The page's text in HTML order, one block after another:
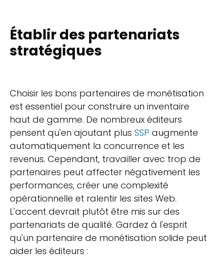
Établir des partenariats
stratégiques
Choisir les bons partenaires de monétisation
est essentiel pour construire un inventaire
haut de gamme. De nombreux éditeurs
pensent qu'en ajoutant plus SSP augmente
automatiquement la concurrence et les
revenus. Cependant, travailler avec trop de
partenaires peut affecter négativement les
performances, créer une complexité
opérationnelle et ralentir les sites Web.
L'accent devrait plutôt être mis sur des
partenariats de qualité. Gardez à l'esprit
qu'un partenaire de monétisation solide peut
aider les éditeurs :